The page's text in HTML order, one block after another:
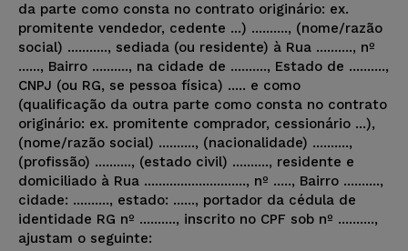
da parte como consta no contrato originário: ex.
promitente vendedor, cedente ...) .........., (nome/razão
social) ..........., sediada (ou residente) à Rua .........., nº
......, Bairro .........., na cidade de .........., Estado de ..........,
CNPJ (ou RG, se pessoa física) ..... e como
(qualificação da outra parte como consta no contrato
originário: ex. promitente comprador, cessionário ...),
(nome/razão social) .........., (nacionalidade) ..........,
(profissão) .........., (estado civil) .........., residente e
domiciliado à Rua ............................, nº ....., Bairro ..........,
cidade: .........., estado: ......, portador da cédula de
identidade RG nº .........., inscrito no CPF sob nº ..........,
ajustam o seguinte: